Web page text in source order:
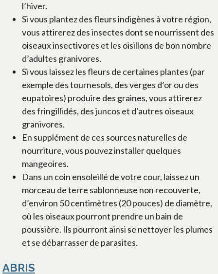
l’hiver.
Si vous plantez des fleurs indigènes à votre région,
vous attirerez des insectes dont se nourrissent des
oiseaux insectivores et les oisillons de bon nombre
d’adultes granivores.
Si vous laissez les fleurs de certaines plantes (par
exemple des tournesols, des verges d’or ou des
eupatoires) produire des graines, vous attirerez
des fringillidés, des juncos et d’autres oiseaux
granivores.
En supplément de ces sources naturelles de
nourriture, vous pouvez installer quelques
mangeoires.
Dans un coin ensoleillé de votre cour, laissez un
morceau de terre sablonneuse non recouverte,
d’environ 50 centimètres (20 pouces) de diamètre,
où les oiseaux pourront prendre un bain de
poussière. Ils pourront ainsi se nettoyer les plumes
et se débarrasser de parasites.
ABRIS